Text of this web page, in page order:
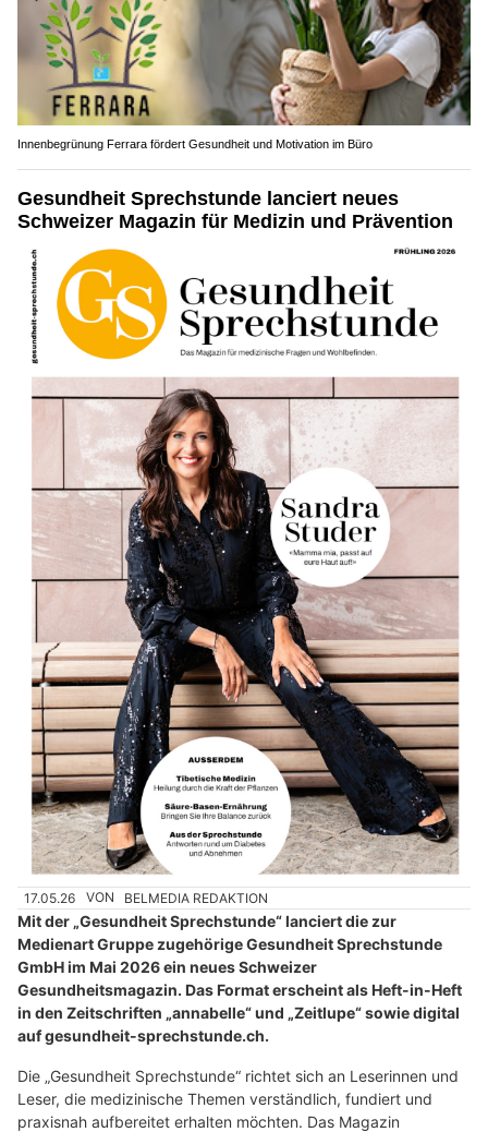
Innenbegrünung Ferrara fördert Gesundheit und Motivation im Büro
Gesundheit Sprechstunde lanciert neues
Schweizer Magazin für Medizin und Prävention
17.05.26 VON BELMEDIA REDAKTION
Mit der „Gesundheit Sprechstunde“ lanciert die zur
Medienart Gruppe zugehörige Gesundheit Sprechstunde
GmbH im Mai 2026 ein neues Schweizer
Gesundheitsmagazin. Das Format erscheint als Heft-in-Heft
in den Zeitschriften „annabelle“ und „Zeitlupe“ sowie digital
auf gesundheit-sprechstunde.ch.
Die „Gesundheit Sprechstunde“ richtet sich an Leserinnen und
Leser, die medizinische Themen verständlich, fundiert und
praxisnah aufbereitet erhalten möchten. Das Magazin